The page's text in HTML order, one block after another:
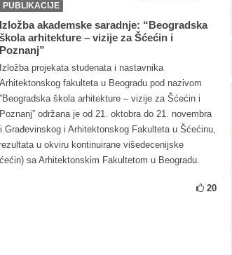
PUBLIKACIJE
Izložba akademske saradnje: “Beogradska
škola arhitekture – vizije za Šćećin i
Poznanj”
Izložba projekata studenata i nastavnika
Arhitektonskog fakulteta u Beogradu pod nazivom
”Beogradska škola arhitekture – vizije za Šćećin i
Poznanj” održana je od 21. oktobra do 21. novembra
i Arhitektonskog Fakulteta u Šćećinu,
u okviru kontinuirane višedecenijske
sa Arhitektonskim Fakultetom u Beogradu.
20